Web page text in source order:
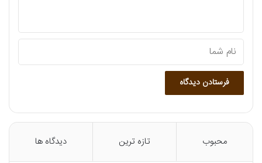
محبوب تازه ترین دیدگاه ها